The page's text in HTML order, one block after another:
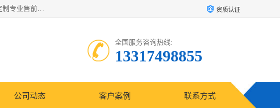
湖南兰思仪器有限公司是一家从事检测仪器研发生产销售和维修保养服务的综合型企业，产品符合国际标准可按需定制专业售前售后工程师，主要有门窗性能体验箱、门窗隔音展示箱、恒温恒湿试验箱、步入式恒温恒湿房、高低温试验箱、老化试验箱、老化试验房、恒温恒湿培养箱、水泥标准养护试验箱、电热鼓风干燥试验箱、真空干燥箱、工业烤箱、盐雾腐蚀试验箱等。 资质认证
全国服务咨询热线:
13317498855
公司动态 客户案例 联系方式